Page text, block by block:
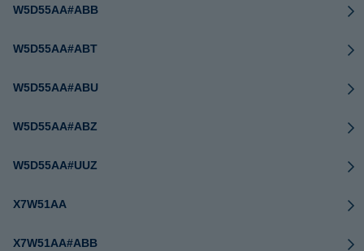
W5D55AA#ABB
W5D55AA#ABT
W5D55AA#ABU
W5D55AA#ABZ
W5D55AA#UUZ
X7W51AA
X7W51AA#ABB